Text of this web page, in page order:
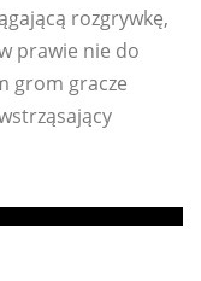
rozgrywkę,
prawie nie do
grom gracze